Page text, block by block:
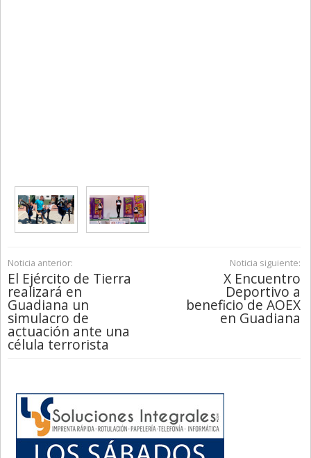
Noticia anterior:
El Ejército de Tierra
realizará en
Guadiana un
simulacro de
actuación ante una
célula terrorista
Noticia siguiente:
X Encuentro
Deportivo a
beneficio de AOEX
en Guadiana